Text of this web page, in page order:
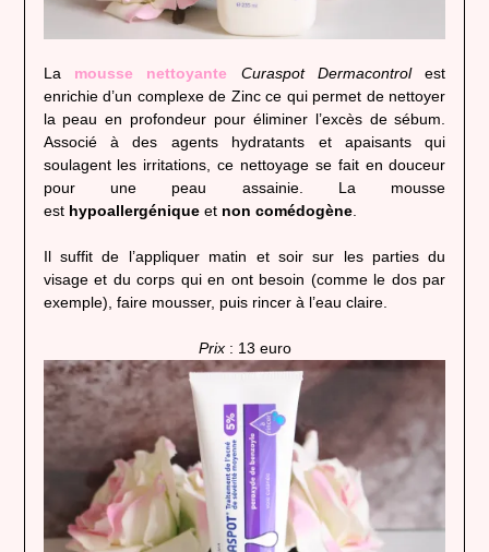
La mousse nettoyante Curaspot Dermacontrolest
enrichie d’un complexe de Zinc ce qui permet de nettoyer
la peau en profondeur pour éliminer l’excès de sébum.
Associé à des agents hydratants et apaisants qui
soulagent les irritations, ce nettoyage se fait en douceur
pour une peau assainie. La mousse
est hypoallergéniqueet non comédogène.
Il suffit de l’appliquer matin et soir sur les parties du
visage et du corps qui en ont besoin (comme le dos par
exemple), faire mousser, puis rincer à l’eau claire.
Prix: 13 euro